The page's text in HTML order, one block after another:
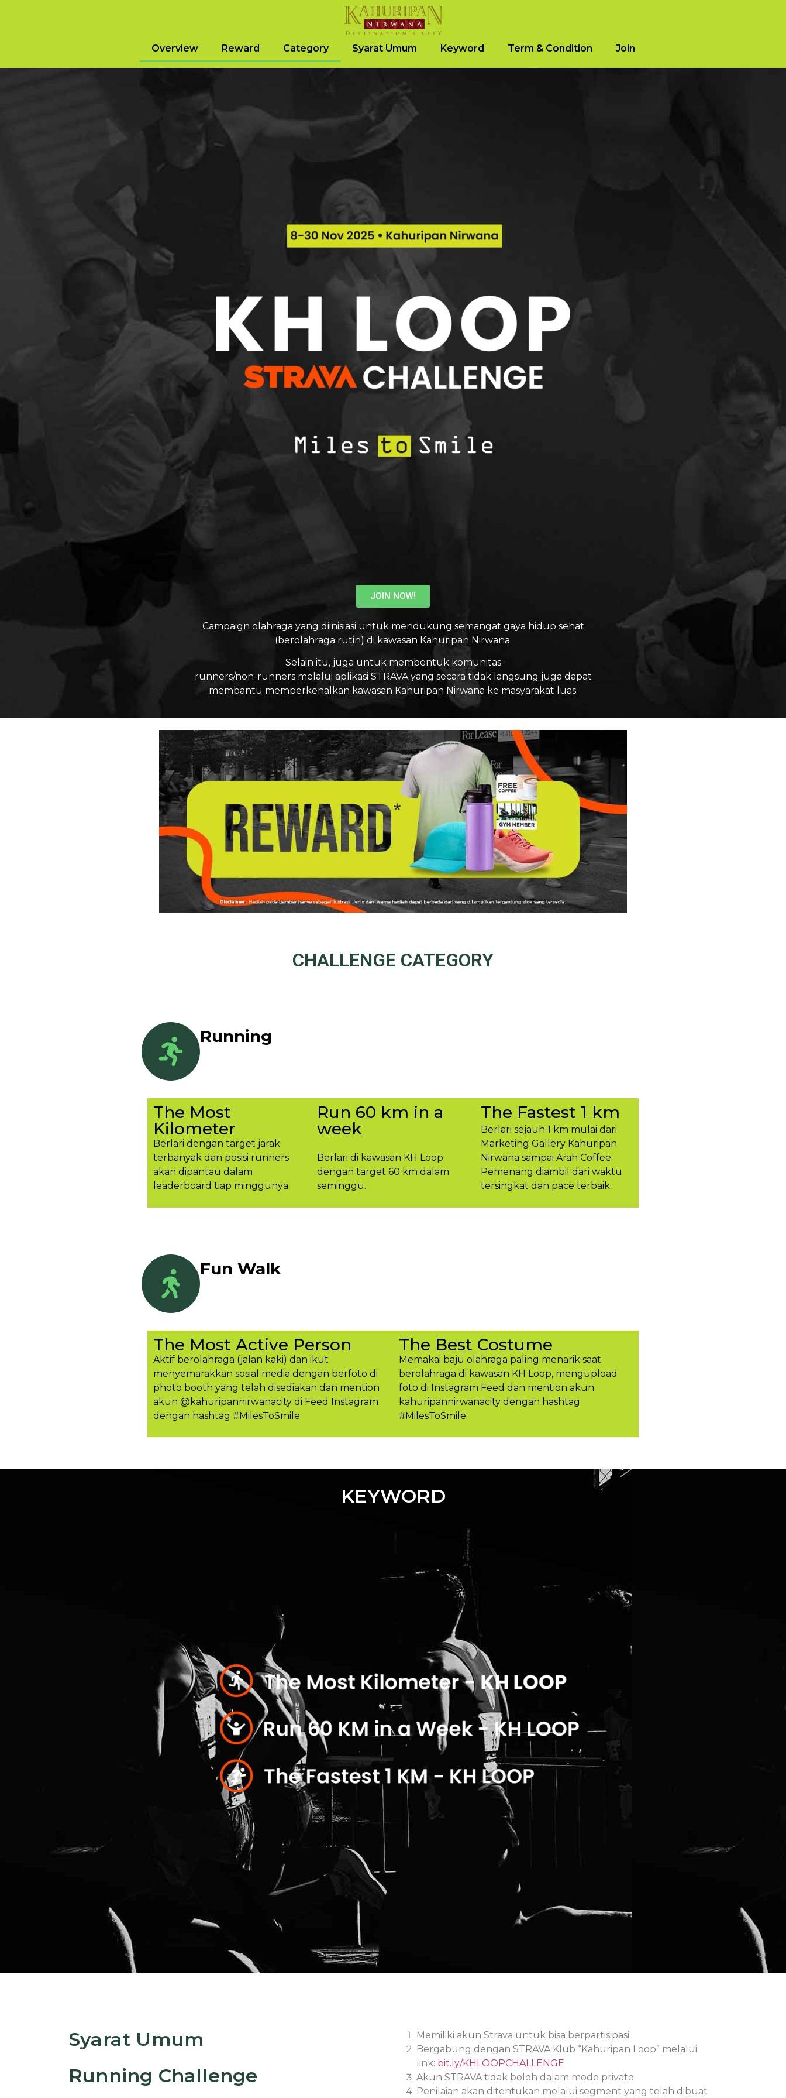
Overview Reward Category Syarat Umum Keyword Term & Condition Join
JOIN NOW!
Campaign olahraga yang diinisiasi untuk mendukung semangat gaya hidup sehat
(berolahraga rutin) di kawasan Kahuripan Nirwana.
Selain itu, juga untuk membentuk komunitas
runners/non-runners melalui aplikasi STRAVA yang secara tidak langsung juga dapat
membantu memperkenalkan kawasan Kahuripan Nirwana ke masyarakat luas.
CHALLENGE CATEGORY
Running
The Most
Kilometer
Berlari dengan target jarak
terbanyak dan posisi runners
akan dipantau dalam
leaderboard tiap minggunya​
Run 60 km in a
week
Berlari di kawasan KH Loop
dengan target 60 km dalam
seminggu.​
The Fastest 1 km
Berlari sejauh 1 km mulai dari
Marketing Gallery Kahuripan
Nirwana sampai Arah Coffee.
Pemenang diambil dari waktu
tersingkat dan pace terbaik.
Fun Walk
The Most Active Person
Aktif berolahraga (jalan kaki) dan ikut
menyemarakkan sosial media dengan berfoto di
photo booth yang telah disediakan dan mention
akun @kahuripannirwanacity di Feed Instagram
dengan hashtag #MilesToSmile
The Best Costume
Memakai baju olahraga paling menarik saat
berolahraga di kawasan KH Loop, mengupload
foto di Instagram Feed dan mention akun
kahuripannirwanacity dengan hashtag
#MilesToSmil​e
KEYWORD
Syarat Umum
Running Challenge
Memiliki akun Strava untuk bisa berpartisipasi.
Bergabung dengan STRAVA Klub “Kahuripan Loop” melalui
link: bit.ly/KHLOOPCHALLENGE
Akun STRAVA tidak boleh dalam mode private.
Penilaian akan ditentukan melalui segment yang telah dibuat